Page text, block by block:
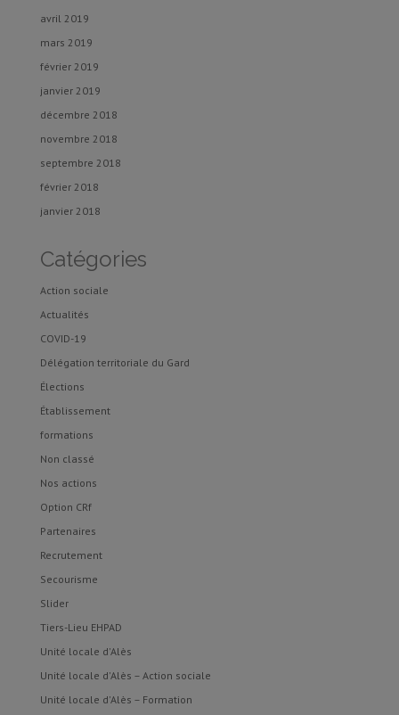
avril 2019
mars 2019
février 2019
janvier 2019
décembre 2018
novembre 2018
septembre 2018
février 2018
janvier 2018
Catégories
Action sociale
Actualités
COVID-19
Délégation territoriale du Gard
Élections
Établissement
formations
Non classé
Nos actions
Option CRf
Partenaires
Recrutement
Secourisme
Slider
Tiers-Lieu EHPAD
Unité locale d'Alès
Unité locale d'Alès – Action sociale
Unité locale d'Alès – Formation